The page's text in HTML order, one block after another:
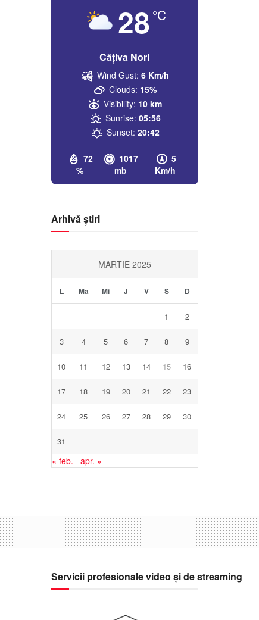
28 °C
Câțiva Nori
72
%
1017
mb
5
Km/h
Wind Gust: 6 Km/h
Clouds: 15%
Visibility: 10 km
Sunrise: 05:56
Sunset: 20:42
Arhivă știri
MARTIE 2025
L Ma Mi J V S D
1 2
3 4 5 6 7 8 9
10 11 12 13 14 15 16
17 18 19 20 21 22 23
24 25 26 27 28 29 30
31
« feb. apr. »
Servicii profesionale video și de streaming